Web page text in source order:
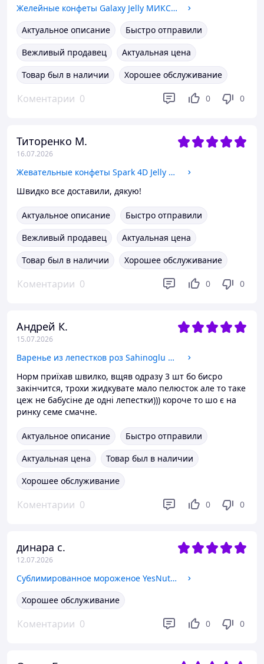
Желейные конфеты Galaxy Jelly МИКС 4 вкуса 500 г (0004)
Актуальное описание
Быстро отправили
Вежливый продавец
Актуальная цена
Товар был в наличии
Хорошее обслуживание
Коментарии 0 0 0
Титоренко М.
16.07.2026
Жевательные конфеты Spark 4D Jelly Candies ассорти 500 г (0189)
Швидко все доставили, дякую!
Актуальное описание
Быстро отправили
Вежливый продавец
Актуальная цена
Товар был в наличии
Хорошее обслуживание
Коментарии 0 0 0
Андрей К.
15.07.2026
Варенье из лепестков роз Sahinoglu 380 г (0122)
Норм приїхав швилко, вщяв одразу 3 шт бо бисро
закінчится, трохи жидкувате мало пелюсток але то таке
цеж не бабусіне де одні лепестки))) короче то шо є на
ринку семе смачне.
Актуальное описание
Быстро отправили
Актуальная цена
Товар был в наличии
Хорошее обслуживание
Коментарии 0 0 0
динара с.
12.07.2026
Сублимированное мороженое YesNut! Freeze Dried Ice Cream микс вкусов фигурное 150 г (0009)
Хорошее обслуживание
Коментарии 0 0 0